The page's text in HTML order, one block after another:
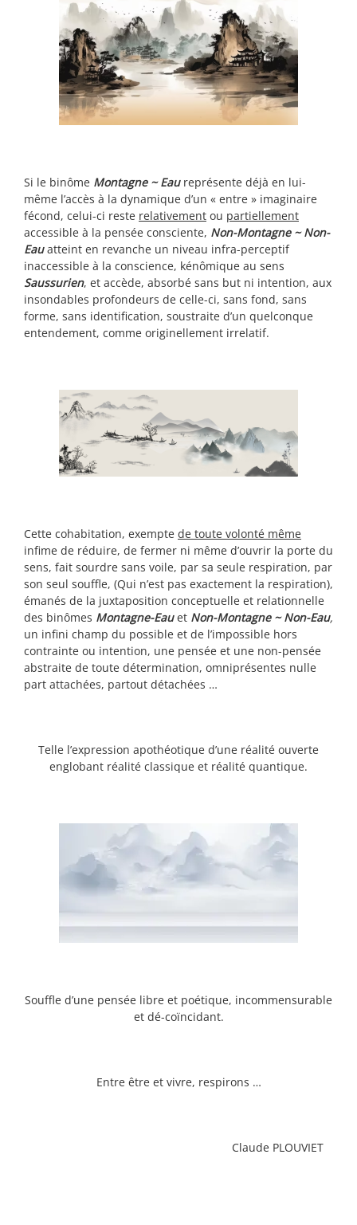
Si le binôme Montagne ~ Eaureprésente déjà en lui-
même l’accès à la dynamique d’un « entre » imaginaire
fécond, celui-ci reste relativement ou partiellement
accessible à la pensée consciente, Non-Montagne ~ Non-
Eauatteint en revanche un niveau infra-perceptif
inaccessible à la conscience, kénômique au sens
Saussurien, et accède, absorbé sans but ni intention, aux
insondables profondeurs de celle-ci, sans fond, sans
forme, sans identification, soustraite d’un quelconque
entendement, comme originellement irrelatif.
Cette cohabitation, exempte de toute volonté même
infime de réduire, de fermer ni même d’ouvrir la porte du
sens, fait sourdre sans voile, par sa seule respiration, par
son seul souffle, (Qui n’est pas exactement la respiration),
émanés de la juxtaposition conceptuelle et relationnelle
des binômes Montagne-Eauet Non-Montagne ~ Non-Eau,
un infini champ du possible et de l’impossible hors
contrainte ou intention, une pensée et une non-pensée
abstraite de toute détermination, omniprésentes nulle
part attachées, partout détachées …
Telle l’expression apothéotique d’une réalité ouverte
englobant réalité classique et réalité quantique.
Souffle d’une pensée libre et poétique, incommensurable
et dé-coïncidant.
Entre être et vivre, respirons …
Claude PLOUVIET